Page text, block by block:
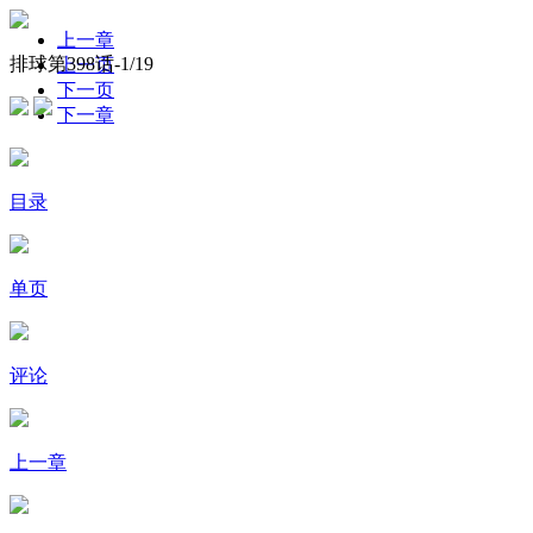
排球第398话-1/19
上一章
上一页
下一页
下一章
目录
单页
评论
上一章